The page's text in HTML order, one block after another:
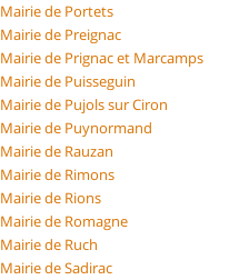
Mairie de Portets
Mairie de Preignac
Mairie de Prignac et Marcamps
Mairie de Puisseguin
Mairie de Pujols sur Ciron
Mairie de Puynormand
Mairie de Rauzan
Mairie de Rimons
Mairie de Rions
Mairie de Romagne
Mairie de Ruch
Mairie de Sadirac